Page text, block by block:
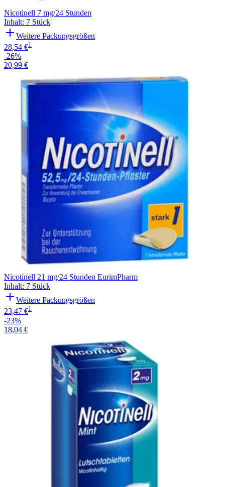
Nicotinell 7 mg/24 Stunden
Inhalt: 7 Stück
Weitere Packungsgrößen
28,54 €1
-26%
20,99 €
Nicotinell 21 mg/24 Stunden EurimPharm
Inhalt: 7 Stück
Weitere Packungsgrößen
23,47 €1
-23%
18,04 €